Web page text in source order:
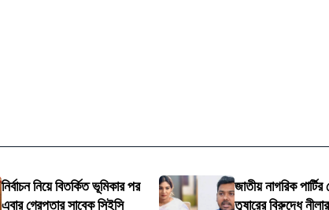
নির্বাচন নিয়ে বিতর্কিত ভূমিকার পর
এবার গ্রেপ্তার সাবেক সিইসি
জাতীয় নাগরিক পার্টির
তুষারের বিরুদ্ধে